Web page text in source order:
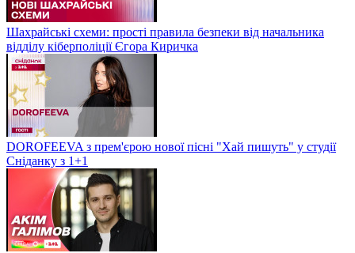
Шахрайські схеми: прості правила безпеки від начальника
відділу кіберполіції Єгора Киричка
DOROFEEVA з прем'єрою нової пісні "Хай пишуть" у студії
Сніданку з 1+1